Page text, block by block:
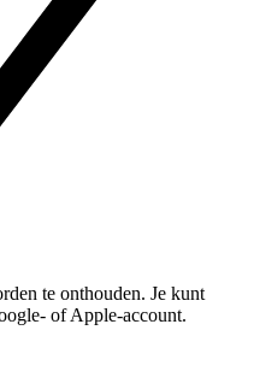
te onthouden. Je kunt
of Apple-account.